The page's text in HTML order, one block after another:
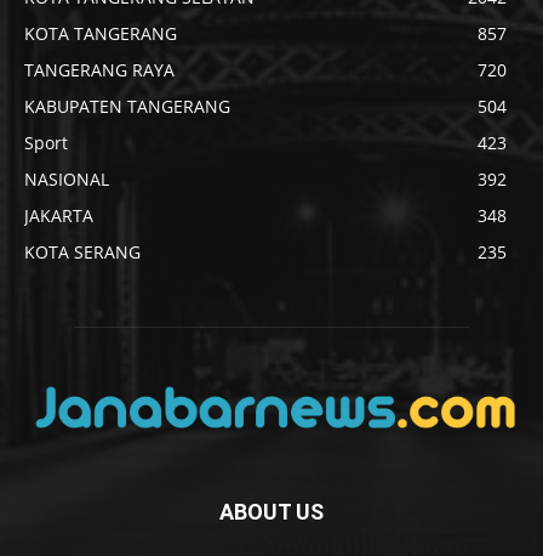
KOTA TANGERANG
857
TANGERANG RAYA
720
KABUPATEN TANGERANG
504
Sport
423
NASIONAL
392
JAKARTA
348
KOTA SERANG
235
ABOUT US